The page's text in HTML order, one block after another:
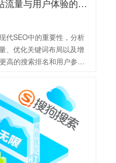
AI内容优化：提升网站流量与用户体验的关键策略
代SEO中的重要性，分析
、优化关键词布局以及增
高的搜索排名和用户参与